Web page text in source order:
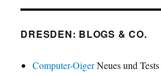
DRESDEN: BLOGS & CO.
Computer-OigerNeues und